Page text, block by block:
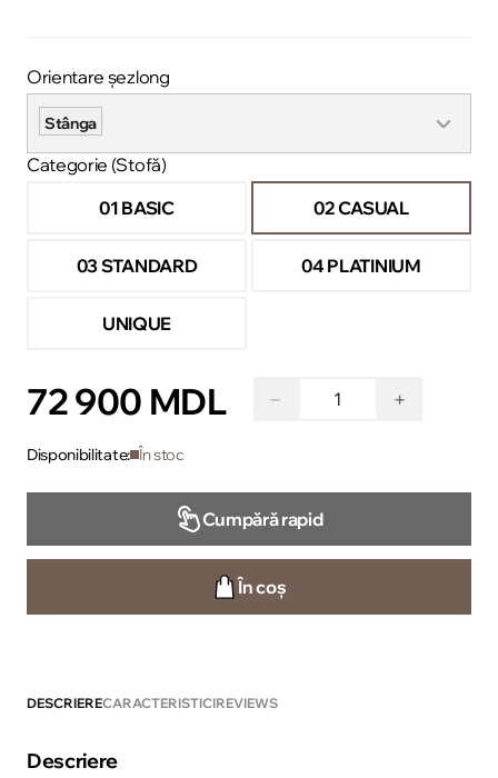
Orientare șezlong
Stânga
Categorie (Stofă)
01 BASIC
02 CASUAL
03 STANDARD 04 PLATINIUM
UNIQUE
72 900 MDL − +
Disponibilitate: În stoc
Cumpără rapid
În coș
DESCRIERECARACTERISTICIREVIEWS
Descriere